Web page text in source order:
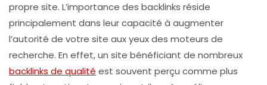
propre site. L’importance des backlinks réside
principalement dans leur capacité à augmenter
l’autorité de votre site aux yeux des moteurs de
recherche. En effet, un site bénéficiant de nombreux
backlinks de qualité est souvent perçu comme plus